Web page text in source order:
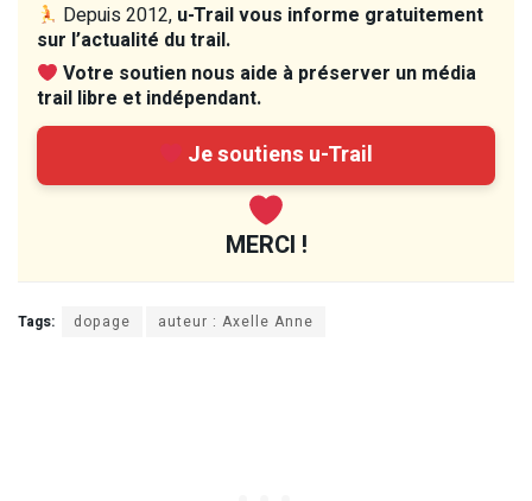
Depuis 2012, u-Trail vous informe gratuitement
sur l’actualité du trail.
Votre soutien nous aide à préserver un média
trail libre et indépendant.
Je soutiens u-Trail
MERCI !
Tags: dopage auteur : Axelle Anne